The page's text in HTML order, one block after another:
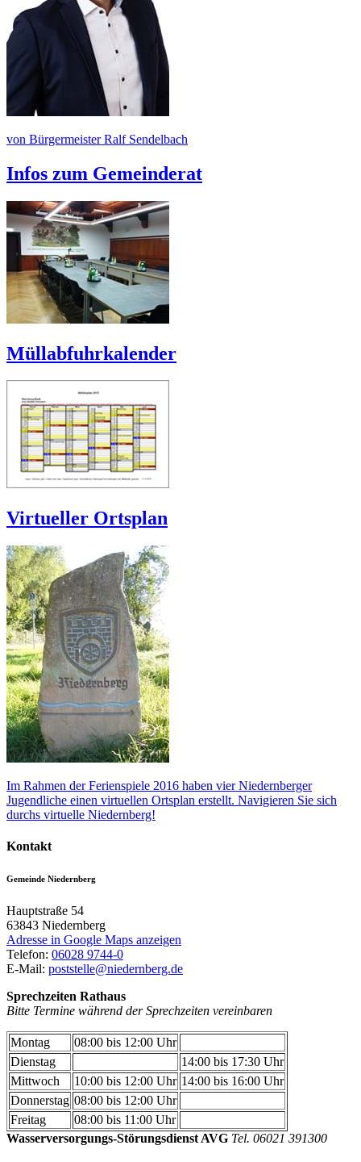
von Bürgermeister Ralf Sendelbach
Infos zum Gemeinderat
Müllabfuhrkalender
Virtueller Ortsplan
Im Rahmen der Ferienspiele 2016 haben vier Niedernberger
Jugendliche einen virtuellen Ortsplan erstellt. Navigieren Sie sich
durchs virtuelle Niedernberg!
Kontakt
Gemeinde Niedernberg
Hauptstraße 54
63843 Niedernberg
Adresse in Google Maps anzeigen
Telefon: 06028 9744-0
E-Mail: poststelle@niedernberg.de
Sprechzeiten Rathaus
Bitte Termine während der Sprechzeiten vereinbaren
Montag
08:00 bis 12:00 Uhr
Dienstag
14:00 bis 17:30 Uhr
Mittwoch
10:00 bis 12:00 Uhr 14:00 bis 16:00 Uhr
Donnerstag 08:00 bis 12:00 Uhr
Freitag
08:00 bis 11:00 Uhr
Wasserversorgungs-Störungsdienst AVG Tel. 06021 391300